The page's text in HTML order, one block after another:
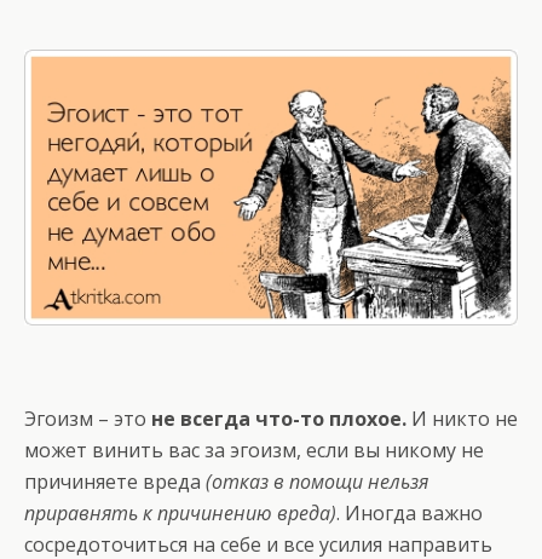
Эгоизм – это не всегда что-то плохое. И никто не
может винить вас за эгоизм, если вы никому не
причиняете вреда (отказ в помощи нельзя
приравнять к причинению вреда). Иногда важно
сосредоточиться на себе и все усилия направить